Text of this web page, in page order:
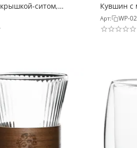
ситом,
стекло, карамель 1300
Кувшин с
стекло 400
Арт: WP-